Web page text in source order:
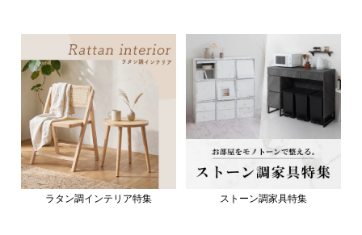
ラタン調インテリア特集 ストーン調家具特集